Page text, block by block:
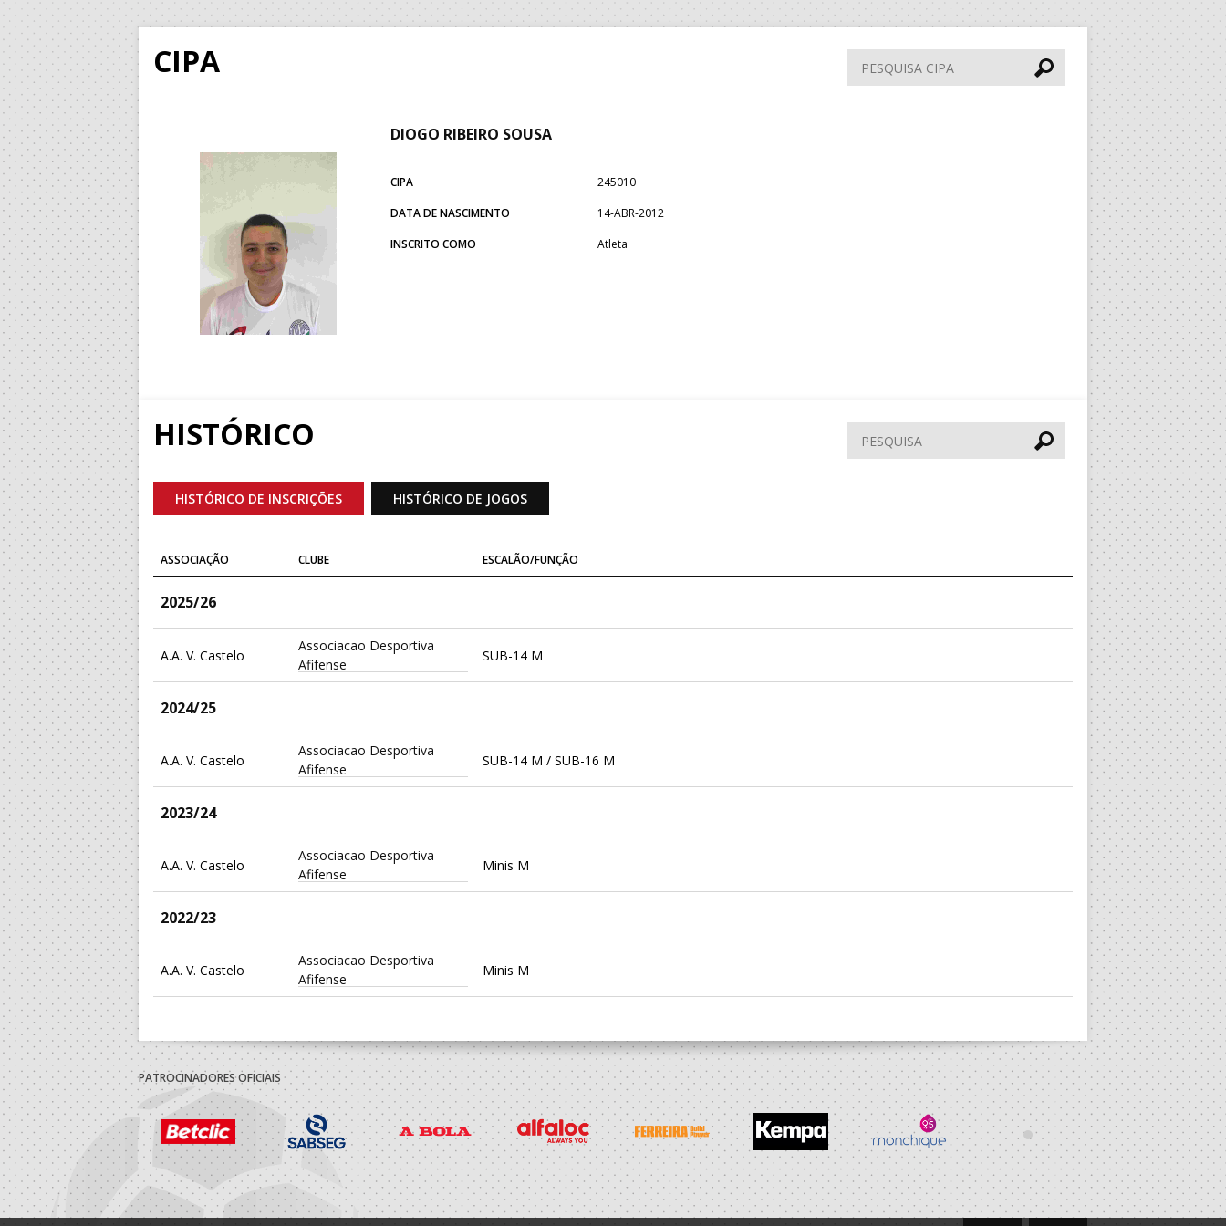
CIPA
Pesquisa
CIPA
DIOGO RIBEIRO SOUSA
CIPA
245010
DATA DE NASCIMENTO
14-ABR-2012
INSCRITO COMO
Atleta
HISTÓRICO Pesquisar
HISTÓRICO DE INSCRIÇÕES HISTÓRICO DE JOGOS
ASSOCIAÇÃO CLUBE ESCALÃO/FUNÇÃO
2025/26
A.A. V. Castelo
Associacao Desportiva
Afifense
SUB-14 M
2024/25
A.A. V. Castelo
Associacao Desportiva
Afifense
SUB-14 M / SUB-16 M
2023/24
A.A. V. Castelo
Associacao Desportiva
Afifense
Minis M
2022/23
A.A. V. Castelo
Associacao Desportiva
Afifense
Minis M
PATROCINADORES OFICIAIS